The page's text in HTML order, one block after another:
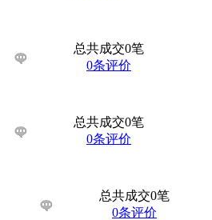
总共成交0笔
0条评价
总共成交0笔
0条评价
总共成交0笔
0条评价